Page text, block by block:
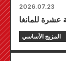
2026.07.23
المزيج الأساسي